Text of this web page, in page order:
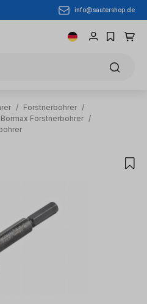
info@sautershop.de
/ Forstnerbohrer /
Bormax Forstnerbohrer /